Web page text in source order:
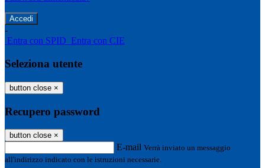
-
Entra con SPID Entra con CIE
Seleziona utente
button close ×
Recupero password
button close ×
E-mail Verrà inviato un messaggio
all'indirizzo indicato con le istruzioni necessarie.